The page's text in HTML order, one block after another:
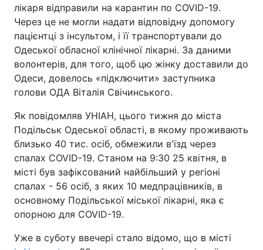
лікаря відправили на карантин по COVID-19.
Через це не могли надати відповідну допомогу
пацієнтці з інсультом, і її транспортували до
Одеської обласної клінічної лікарні. За даними
волонтерів, для того, щоб цю жінку доставили до
Одеси, довелось «підключити» заступника
голови ОДА Віталія Свічинського.
Як повідомляв УНІАН, цього тижня до міста
Подільськ Одеської області, в якому проживають
близько 40 тис. осіб, обмежили в'їзд через
спалах COVID-19. Станом на 9:30 25 квітня, в
місті був зафіксований найбільший у регіоні
спалах - 56 осіб, з яких 10 медпрацівників, в
основному Подільської міської лікарні, яка є
опорною для COVID-19.
Уже в суботу ввечері стало відомо, що в місті